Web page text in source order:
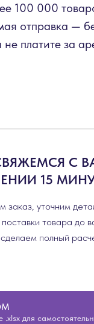
100 000
отправка —
не платите за
С
15
заказ, уточним
поставки товара до
полный
для